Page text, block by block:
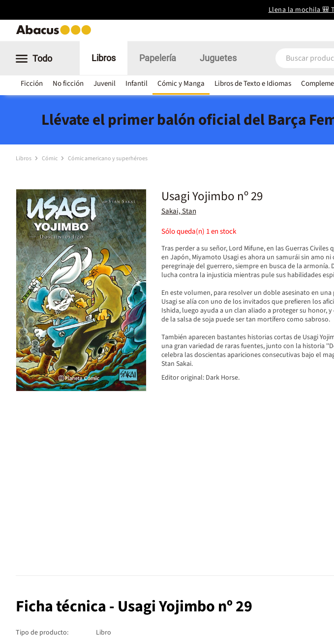
Llena la mochila 🎒
Todo Libros
Ficción No ficción Juvenil Infantil Cómic y Manga Libros de Texto e Idiomas
Papelería Juguetes
Llévate el primer balón oficial del Barça
Libros Cómic Cómic americano y superhéroes
Usagi Yojimbo nº 29
Sakai, Stan
Sólo queda(n) 1en stock
Tras perder a su señor, Lord Mifune, en las Guerras Civiles
en Japón, Miyamoto Usagi es ahora un samurái sin amo ni
peregrinaje del guerrero, siempre en busca de la armonía.
lucha contra la injusticia mientras pule sus habilidades
En este volumen, para resolver un doble asesinato en una
Usagi se alía con uno de los invitados que prefieren los
Ishida, luego ayuda a un clan aliado a proteger su honor,
de la salsa de soja puede ser tan mortífero como sabroso.
También aparecen bastantes historias cortas de Usagi
una gran variedad de raras fuentes, junto con la historia
celebra las doscientas apariciones consecutivas bajo el
Stan Sakai.
Editor original: Dark Horse.
Ficha técnica - Usagi Yojimbo nº 29
Tipo de producto:
Libro